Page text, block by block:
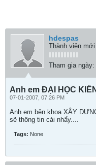
hdespas
Thành viên mới
Tham gia ngày:
Anh em ĐẠI HỌC
07-01-2007, 07:26 PM
Anh em bên khoa XÂY
sẽ thông tin cái nhẩy....
Tags: None